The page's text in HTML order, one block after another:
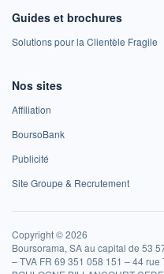
Guides et brochures
Solutions pour la Clientèle Fragile
Nos sites
Affiliation
BoursoBank
Publicité
Site Groupe & Recrutement
Copyright © 2026
Boursorama, SA au capital de 53
– TVA FR 69 351 058 151 – 44